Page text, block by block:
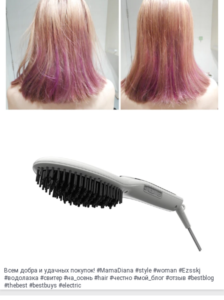
Всем добра и удачных покупок! #MamaDiana #style #woman #Ezsskj
#водолазка #свитер #на_осень #hair #честно #мoй_блoг #oтзыв #bеstblog
#thebest #bestbuys #electric